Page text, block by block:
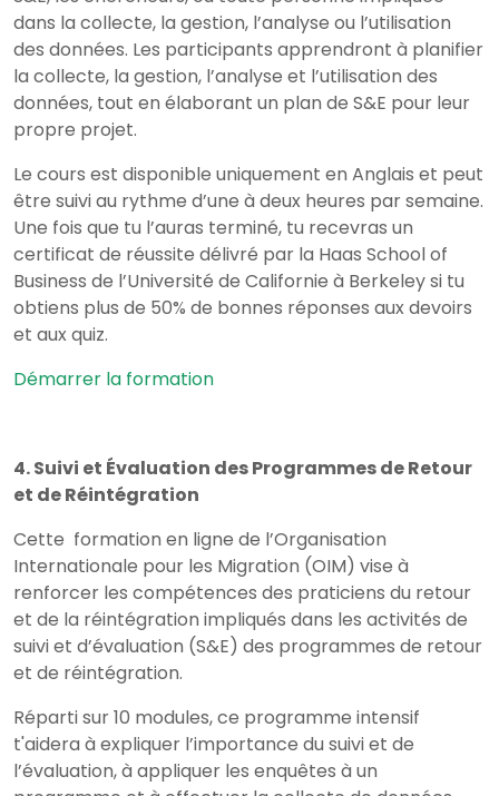
dans la collecte, la gestion, l’analyse ou l’utilisation
des données. Les participants apprendront à planifier
la collecte, la gestion, l’analyse et l’utilisation des
données, tout en élaborant un plan de S&E pour leur
propre projet.
Le cours est disponible uniquement en Anglais et peut
être suivi au rythme d’une à deux heures par semaine.
Une fois que tu l’auras terminé, tu recevras un
certificat de réussite délivré par la Haas School of
Business de l’Université de Californie à Berkeley si tu
obtiens plus de 50% de bonnes réponses aux devoirs
et aux quiz.
Démarrer la formation
4. Suivi et Évaluation des Programmes de Retour
et de Réintégration
Cette formation en ligne de l’Organisation
Internationale pour les Migration (OIM) vise à
renforcer les compétences des praticiens du retour
et de la réintégration impliqués dans les activités de
suivi et d’évaluation (S&E) des programmes de retour
et de réintégration.
Réparti sur 10 modules, ce programme intensif
t'aidera à expliquer l’importance du suivi et de
l’évaluation, à appliquer les enquêtes à un